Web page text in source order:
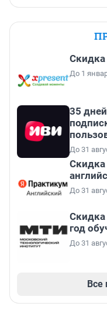
Скидка
До 1
35
До 31
Скидка
До 31
год
До 31
Все